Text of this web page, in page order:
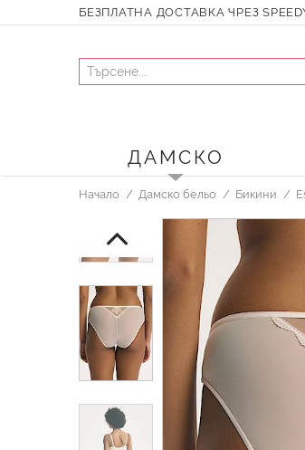
БЕЗПЛАТНА ДОСТАВКА ЧРЕЗ
ДАМСКО
Начало Дамско бельо Бикини